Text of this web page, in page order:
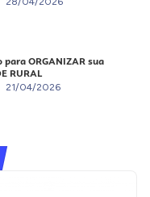
para ORGANIZAR sua
RURAL
21/04/2026